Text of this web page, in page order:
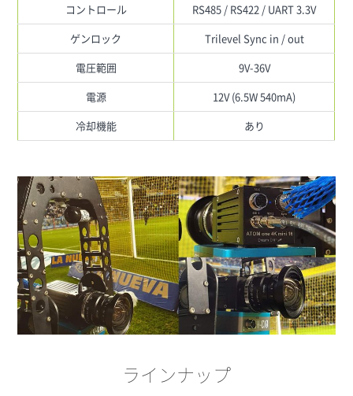
コントロール
RS485 / RS422 / UART 3.3V
ゲンロック
Trilevel Sync in / out
電圧範囲
9V-36V
電源
12V (6.5W 540mA)
冷却機能
あり
ラインナップ